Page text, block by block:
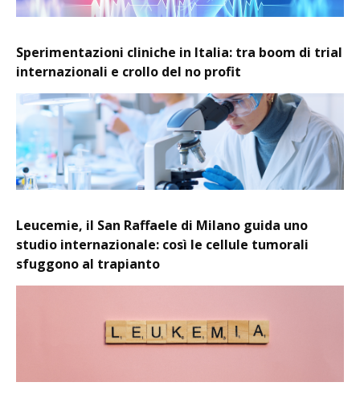
Sperimentazioni cliniche in Italia: tra boom di trial
internazionali e crollo del no profit
Leucemie, il San Raffaele di Milano guida uno
studio internazionale: così le cellule tumorali
sfuggono al trapianto